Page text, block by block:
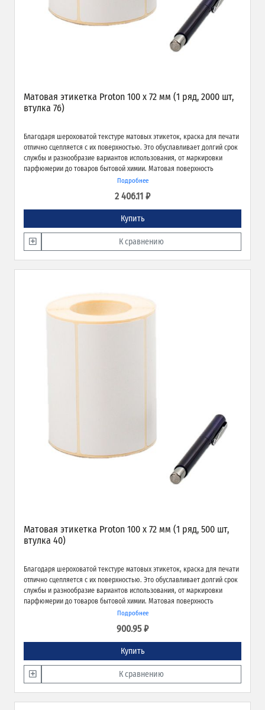
Матовая этикетка Proton 100 х 72 мм (1 ряд, 2000 шт,
втулка 76)
Благодаря шероховатой текстуре матовых этикеток, краска для печати
отлично сцепляется с их поверхностью. Это обуславливает долгий срок
службы и разнообразие вариантов использования, от маркировки
парфюмерии до товаров бытовой химии. Матовая поверхность
обеспечивает превосходное качество печати и широкие возможности
Подробнее
2 406.11 ₽
Купить
К сравнению
Матовая этикетка Proton 100 х 72 мм (1 ряд, 500 шт,
втулка 40)
Благодаря шероховатой текстуре матовых этикеток, краска для печати
отлично сцепляется с их поверхностью. Это обуславливает долгий срок
службы и разнообразие вариантов использования, от маркировки
парфюмерии до товаров бытовой химии. Матовая поверхность
обеспечивает превосходное качество печати и широкие возможности
Подробнее
900.95 ₽
Купить
К сравнению